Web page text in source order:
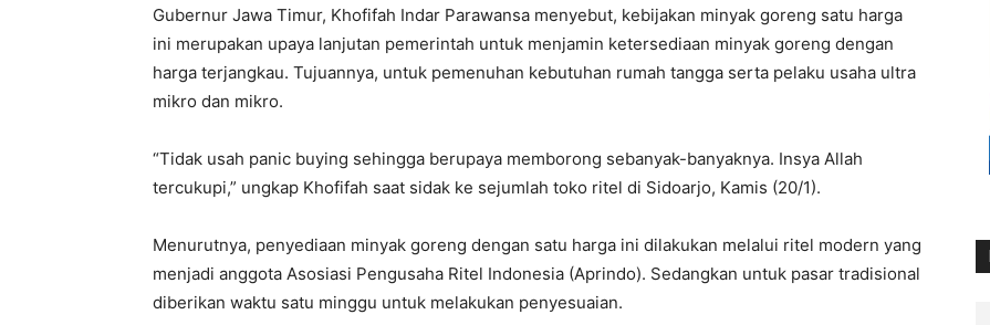
Gubernur Jawa Timur, Khofifah Indar Parawansa menyebut, kebijakan minyak goreng satu harga
ini merupakan upaya lanjutan pemerintah untuk menjamin ketersediaan minyak goreng dengan
harga terjangkau. Tujuannya, untuk pemenuhan kebutuhan rumah tangga serta pelaku usaha ultra
mikro dan mikro.
“Tidak usah panic buying sehingga berupaya memborong sebanyak-banyaknya. Insya Allah
tercukupi,” ungkap Khofifah saat sidak ke sejumlah toko ritel di Sidoarjo, Kamis (20/1).
Menurutnya, penyediaan minyak goreng dengan satu harga ini dilakukan melalui ritel modern yang
menjadi anggota Asosiasi Pengusaha Ritel Indonesia (Aprindo). Sedangkan untuk pasar tradisional
diberikan waktu satu minggu untuk melakukan penyesuaian.